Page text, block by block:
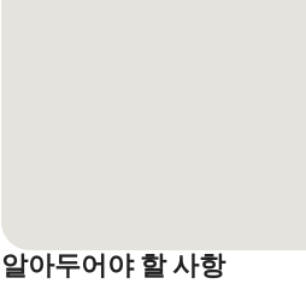
알아두어야 할 사항